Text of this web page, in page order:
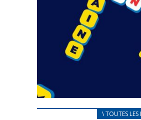
CARNET D’ACCUEIL
\ TOUTES